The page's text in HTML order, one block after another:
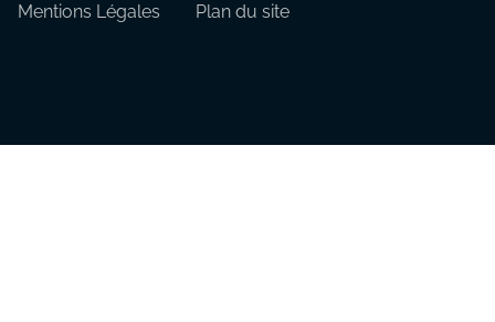
Mentions Légales Plan du site